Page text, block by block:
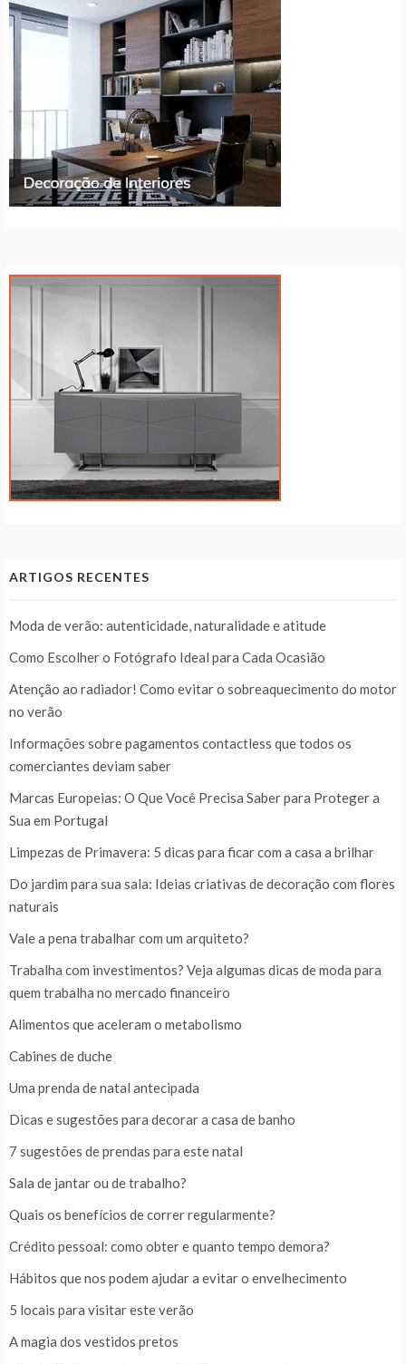
ARTIGOS RECENTES
Moda de verão: autenticidade, naturalidade e atitude
Como Escolher o Fotógrafo Ideal para Cada Ocasião
Atenção ao radiador! Como evitar o sobreaquecimento do motor
no verão
Informações sobre pagamentos contactless que todos os
comerciantes deviam saber
Marcas Europeias: O Que Você Precisa Saber para Proteger a
Sua em Portugal
Limpezas de Primavera: 5 dicas para ficar com a casa a brilhar
Do jardim para sua sala: Ideias criativas de decoração com flores
naturais
Vale a pena trabalhar com um arquiteto?
Trabalha com investimentos? Veja algumas dicas de moda para
quem trabalha no mercado financeiro
Alimentos que aceleram o metabolismo
Cabines de duche
Uma prenda de natal antecipada
Dicas e sugestões para decorar a casa de banho
7 sugestões de prendas para este natal
Sala de jantar ou de trabalho?
Quais os benefícios de correr regularmente?
Crédito pessoal: como obter e quanto tempo demora?
Hábitos que nos podem ajudar a evitar o envelhecimento
5 locais para visitar este verão
A magia dos vestidos pretos